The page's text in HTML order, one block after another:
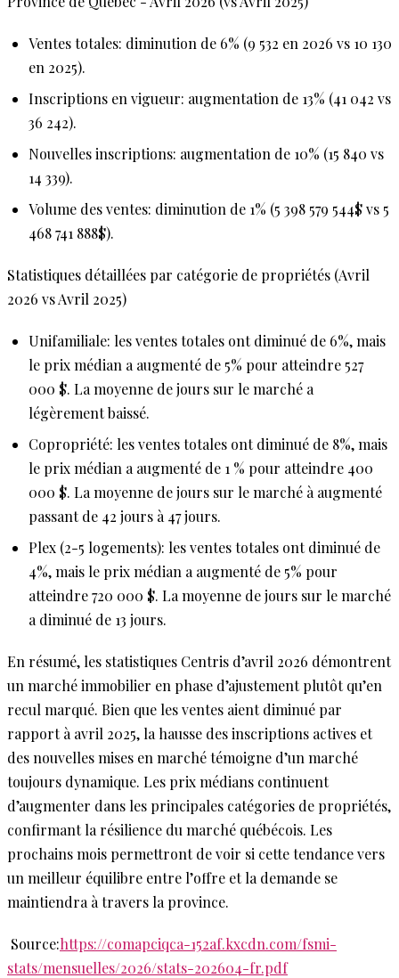
Ventes totales: diminution de 6% (9 532 en 2026 vs 10 130
en 2025).
Inscriptions en vigueur: augmentation de 13% (41 042 vs
36 242).
Nouvelles inscriptions: augmentation de 10% (15 840 vs
14 339).
Volume des ventes: diminution de 1% (5 398 579 544$ vs 5
468 741 888$).
Statistiques détaillées par catégorie de propriétés (Avril
2026 vs Avril 2025)
Unifamiliale: les ventes totales ont diminué de 6%, mais
le prix médian a augmenté de 5% pour atteindre 527
000 $. La moyenne de jours sur le marché a
légèrement baissé.
Copropriété: les ventes totales ont diminué de 8%, mais
le prix médian a augmenté de 1 % pour atteindre 400
000 $. La moyenne de jours sur le marché à augmenté
passant de 42 jours à 47 jours.
Plex (2-5 logements): les ventes totales ont diminué de
4%, mais le prix médian a augmenté de 5% pour
atteindre 720 000 $. La moyenne de jours sur le marché
a diminué de 13 jours.
En résumé, les statistiques Centris d’avril 2026 démontrent
un marché immobilier en phase d’ajustement plutôt qu’en
recul marqué. Bien que les ventes aient diminué par
rapport à avril 2025, la hausse des inscriptions actives et
des nouvelles mises en marché témoigne d’un marché
toujours dynamique. Les prix médians continuent
d’augmenter dans les principales catégories de propriétés,
confirmant la résilience du marché québécois. Les
prochains mois permettront de voir si cette tendance vers
un meilleur équilibre entre l’offre et la demande se
maintiendra à travers la province.
Source:https://comapciqca-152af.kxcdn.com/fsmi-
stats/mensuelles/2026/stats-202604-fr.pdf